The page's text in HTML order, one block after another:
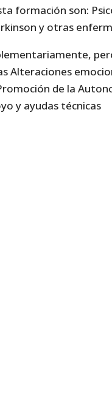
formación son:
y otras
Alteraciones
de la
y ayudas técnicas